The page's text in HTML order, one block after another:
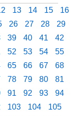
13 14 15
16
26 27 28
29
39 40 41
42
52 53 54
55
65 66 67
68
78 79 80
81
91 92 93
94
103 104
105